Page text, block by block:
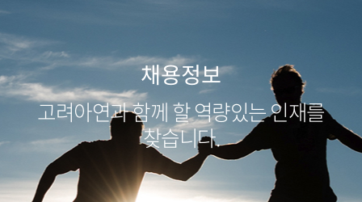
채용정보
고려아연과 함께 할역량있는 인재를
찾습니다.